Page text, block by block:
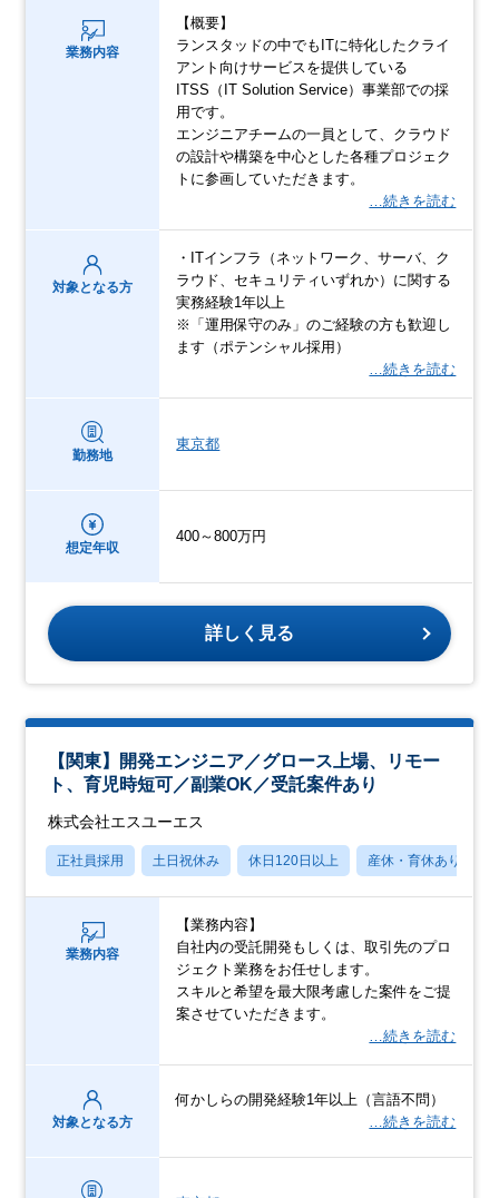
業務内容
【概要】
ランスタッドの中でもITに特化したクライ
アント向けサービスを提供している
ITSS（IT Solution Service）事業部での採
用です。
エンジニアチームの一員として、クラウド
の設計や構築を中心とした各種プロジェク
トに参画していただきます。
…続きを読む
対象となる方
・ITインフラ（ネットワーク、サーバ、ク
ラウド、セキュリティいずれか）に関する
実務経験1年以上
※「運用保守のみ」のご経験の方も歓迎し
ます（ポテンシャル採用）
…続きを読む
勤務地
東京都
想定年収
400～800万円
詳しく見る
【関東】開発エンジニア／グロース上場、リモー
ト、育児時短可／副業OK／受託案件あり
株式会社エスユーエス
正社員採用 土日祝休み 休日120日以上 産休・育休あり
業務内容
【業務内容】
自社内の受託開発もしくは、取引先のプロ
ジェクト業務をお任せします。
スキルと希望を最大限考慮した案件をご提
案させていただきます。
…続きを読む
対象となる方
何かしらの開発経験1年以上（言語不問）
…続きを読む